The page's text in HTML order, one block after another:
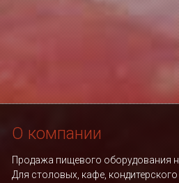
О компании
Продажа пищевого оборудования
Для столовых, кафе, кондитерского